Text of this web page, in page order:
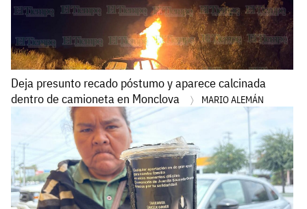
Deja presunto recado póstumo y aparece calcinada
dentro de camioneta en Monclova
MARIO ALEMÁN